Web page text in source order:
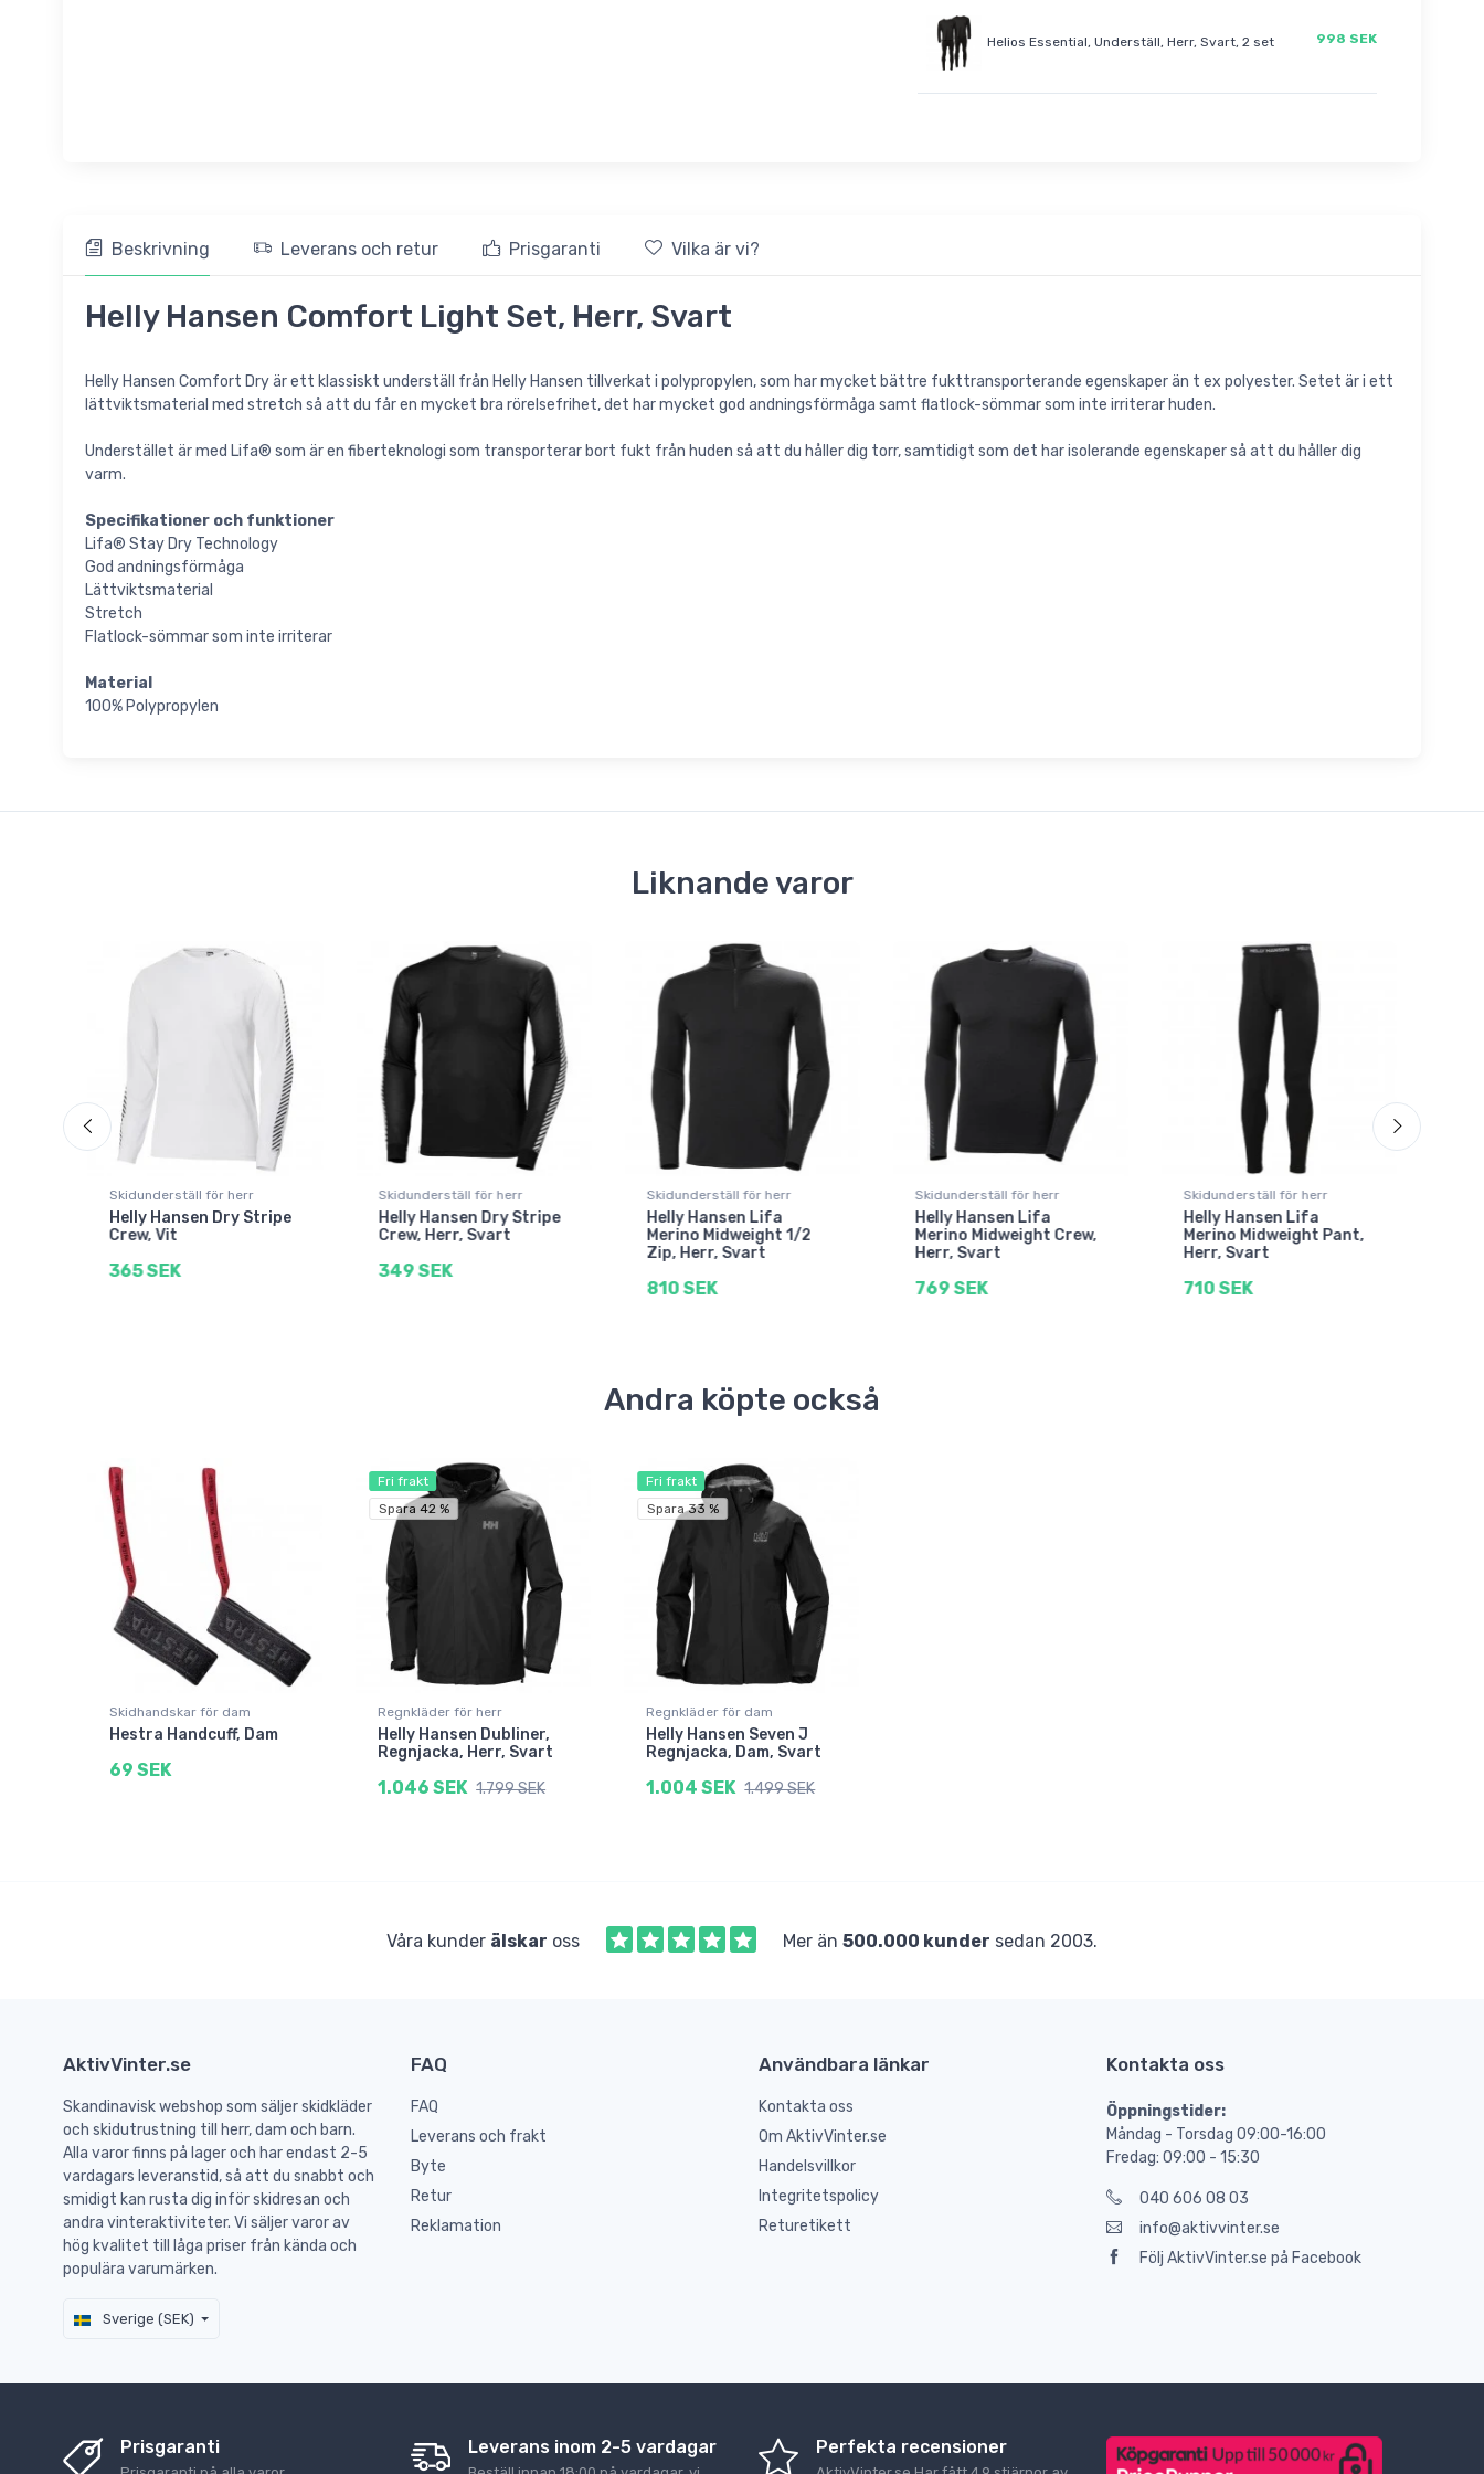
Helios Essential, Underställ, Herr, Svart, 2 set 998 SEK
Beskrivning Leverans och retur Prisgaranti Vilka är vi?
Helly Hansen Comfort Light Set, Herr, Svart
Helly Hansen Comfort Dry är ett klassiskt underställ från Helly Hansen tillverkat i polypropylen, som har mycket bättre fukttransporterande egenskaper än t ex polyester. Setet är i ett
lättviktsmaterial med stretch så att du får en mycket bra rörelsefrihet, det har mycket god andningsförmåga samt flatlock-sömmar som inte irriterar huden.
Understället är med Lifa® som är en fiberteknologi som transporterar bort fukt från huden så att du håller dig torr, samtidigt som det har isolerande egenskaper så att du håller dig
varm.
Specifikationer och funktioner
Lifa® Stay Dry Technology
God andningsförmåga
Lättviktsmaterial
Stretch
Flatlock-sömmar som inte irriterar
Material
100% Polypropylen
Liknande varor
Skidunderställ för herr
Helly Hansen Dry Stripe
Crew, Vit
365 SEK
Skidunderställ för herr
Helly Hansen Dry Stripe
Crew, Herr, Svart
349 SEK
Skidunderställ för herr
Helly Hansen Lifa
Merino Midweight 1/2
Zip, Herr, Svart
810 SEK
Skidunderställ för herr
Helly Hansen Lifa
Merino Midweight Crew,
Herr, Svart
769 SEK
Skidunderställ för herr
Helly Hansen Lifa
Merino Midweight Pant,
Herr, Svart
710 SEK
Andra köpte också
Skidhandskar för dam
Hestra Handcuff, Dam
69 SEK
Fri frakt
Spara 42 %
Regnkläder för herr
Helly Hansen Dubliner,
Regnjacka, Herr, Svart
1.046 SEK 1.799 SEK
Fri frakt
Spara 33 %
Regnkläder för dam
Helly Hansen Seven J
Regnjacka, Dam, Svart
1.004 SEK 1.499 SEK
Våra kunder älskar oss Mer än 500.000 kunder sedan 2003.
AktivVinter.se
Skandinavisk webshop som säljer skidkläder
och skidutrustning till herr, dam och barn.
Alla varor finns på lager och har endast 2-5
vardagars leveranstid, så att du snabbt och
smidigt kan rusta dig inför skidresan och
andra vinteraktiviteter. Vi säljer varor av
hög kvalitet till låga priser från kända och
populära varumärken.
Sverige (SEK)
FAQ
FAQ
Leverans och frakt
Byte
Retur
Reklamation
Användbara länkar
Kontakta oss
Om AktivVinter.se
Handelsvillkor
Integritetspolicy
Returetikett
Kontakta oss
Öppningstider:
Måndag - Torsdag 09:00-16:00
Fredag: 09:00 - 15:30
040 606 08 03
info@aktivvinter.se
Följ AktivVinter.se på Facebook
Prisgaranti Leverans inom 2-5 vardagar Perfekta recensioner